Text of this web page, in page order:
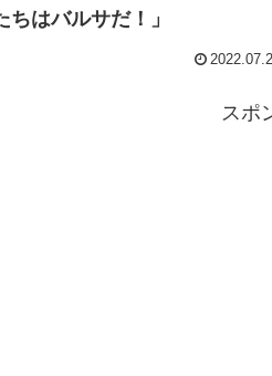
はバルサだ！」
スポ